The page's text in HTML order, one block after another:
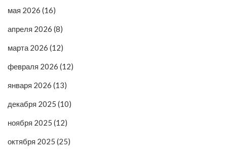
мая 2026 (16)
апреля 2026 (8)
марта 2026 (12)
февраля 2026 (12)
января 2026 (13)
декабря 2025 (10)
ноября 2025 (12)
октября 2025 (25)